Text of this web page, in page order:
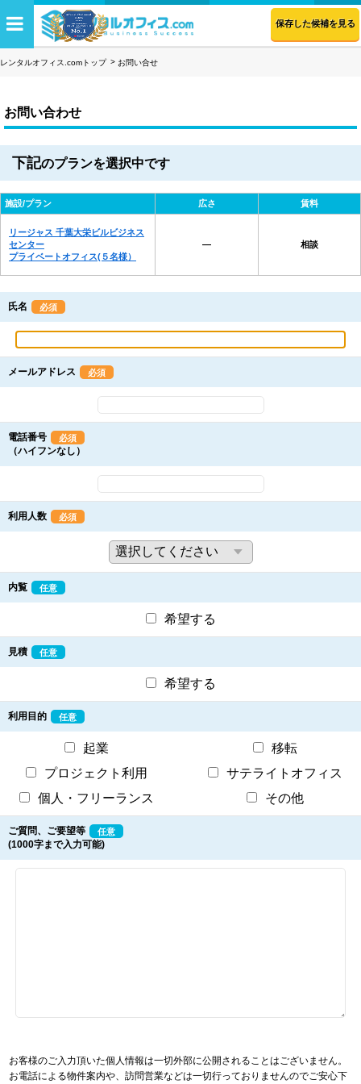
保存した候補を見る
レンタルオフィス.comトップ お問い合せ
お問い合わせ
下記のプランを選択中です
施設/プラン 広さ 賃料
リージャス 千葉大栄ビルビジネス
センター
プライベートオフィス(５名様）
― 相談
氏名 必須
メールアドレス 必須
電話番号 必須
（ハイフンなし）
利用人数 必須
内覧 任意
希望する
見積 任意
希望する
利用目的 任意
起業
移転
プロジェクト利用
サテライトオフィス
個人・フリーランス
その他
ご質問、ご要望等 任意
(1000字まで入力可能)
お客様のご入力頂いた個人情報は一切外部に公開されることはございません。
お電話による物件案内や、訪問営業などは一切行っておりませんのでご安心下